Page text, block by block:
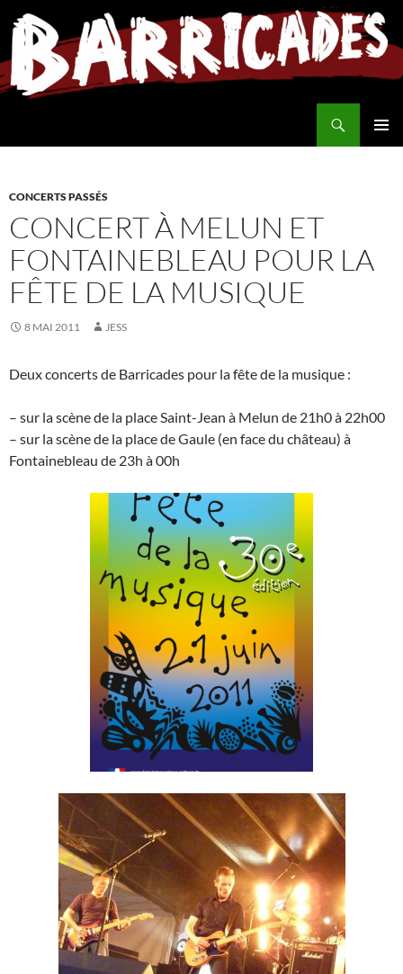
Aller
au
contenu
CONCERTS PASSÉS
CONCERT À MELUN ET
FONTAINEBLEAU POUR LA
FÊTE DE LA MUSIQUE
8 MAI 2011 JESS
Deux concerts de Barricades pour la fête de la musique :
– sur la scène de la place Saint-Jean à Melun de 21h0 à 22h00
– sur la scène de la place de Gaule (en face du château) à
Fontainebleau de 23h à 00h